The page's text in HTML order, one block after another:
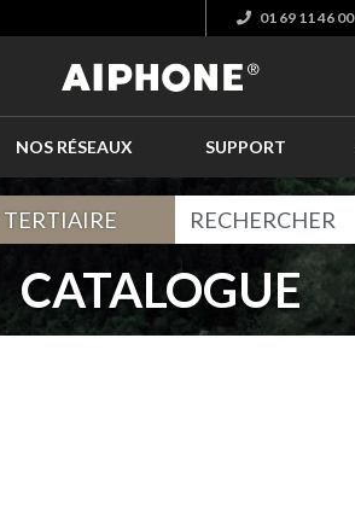
01 69 11 46 00
NOS RÉSEAUX SUPPORT
TERTIAIRE
CATALOGUE